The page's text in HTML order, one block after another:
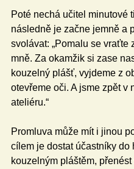
Poté nechá učitel minutové
následně je začne jemně a
svolávat: „Pomalu se vraťte
mně. Za okamžik si zase
kouzelný plášť, vyjdeme z
otevřeme oči. A jsme zpět v
ateliéru.“
Promluva může mít i jinou
cílem je dostat účastníky do
kouzelným pláštěm,